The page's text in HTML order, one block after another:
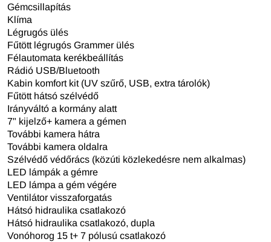
Gémcsillapítás
Klíma
Légrugós ülés
Fűtött légrugós Grammer ülés
Félautomata kerékbeállítás
Rádió USB/Bluetooth
Kabin komfort kit (UV szűrő, USB, extra tárolók)
Fűtött hátsó szélvédő
Irányváltó a kormány alatt
7" kijelző+ kamera a gémen
További kamera hátra
További kamera oldalra
Szélvédő védőrács (közúti közlekedésre nem alkalmas)
LED lámpák a gémre
LED lámpa a gém végére
Ventilátor visszaforgatás
Hátsó hidraulika csatlakozó
Hátsó hidraulika csatlakozó, dupla
Vonóhorog 15 t+ 7 pólusú csatlakozó